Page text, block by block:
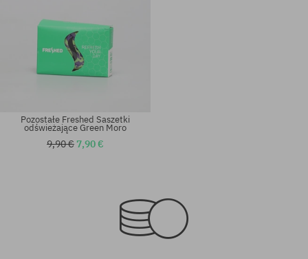
Pozostałe Freshed Saszetki
odświeżające Green Moro
9,90 € 7,90 €